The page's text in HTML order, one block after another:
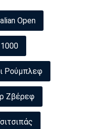
Open
Ρούμπλεφ
Ζβέρεφ